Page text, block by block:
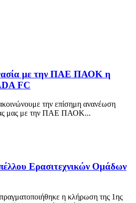
με την ΠΑΕ ΠΑΟΚ η
FC
την επίσημη ανανέωση
μας με την ΠΑΕ ΠΑΟΚ...
Ερασιτεχνικών Ομάδων
η κλήρωση της 1ης